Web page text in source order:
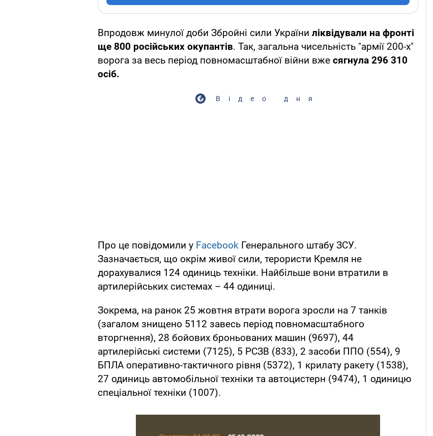
Впродовж минулої доби Збройні сили України ліквідували на фронті
ще 800 російських окупантів. Так, загальна чисельність "армії 200-х"
ворога за весь період повномасштабної війни вже сягнула 296 310
осіб.
Відео дня
Про це повідомили у Facebook Генерального штабу ЗСУ.
Зазначається, що окрім живої сили, терористи Кремля не
дорахувалися 124 одиниць техніки. Найбільше вони втратили в
артилерійських системах – 44 одиниці.
Зокрема, на ранок 25 жовтня втрати ворога зросли на 7 танків
(загалом знищено 5112 завесь період повномасштабного
вторгнення), 28 бойових броньованих машин (9697), 44
артилерійські системи (7125), 5 РСЗВ (833), 2 засоби ППО (554), 9
БПЛА оперативно-тактичного рівня (5372), 1 крилату ракету (1538),
27 одиниць автомобільної техніки та автоцистерн (9474), 1 одиницю
спеціальної техніки (1007).